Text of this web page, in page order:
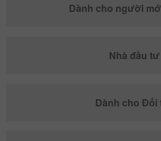
Dành cho người
Nhà đầu tư
Dành cho Đối